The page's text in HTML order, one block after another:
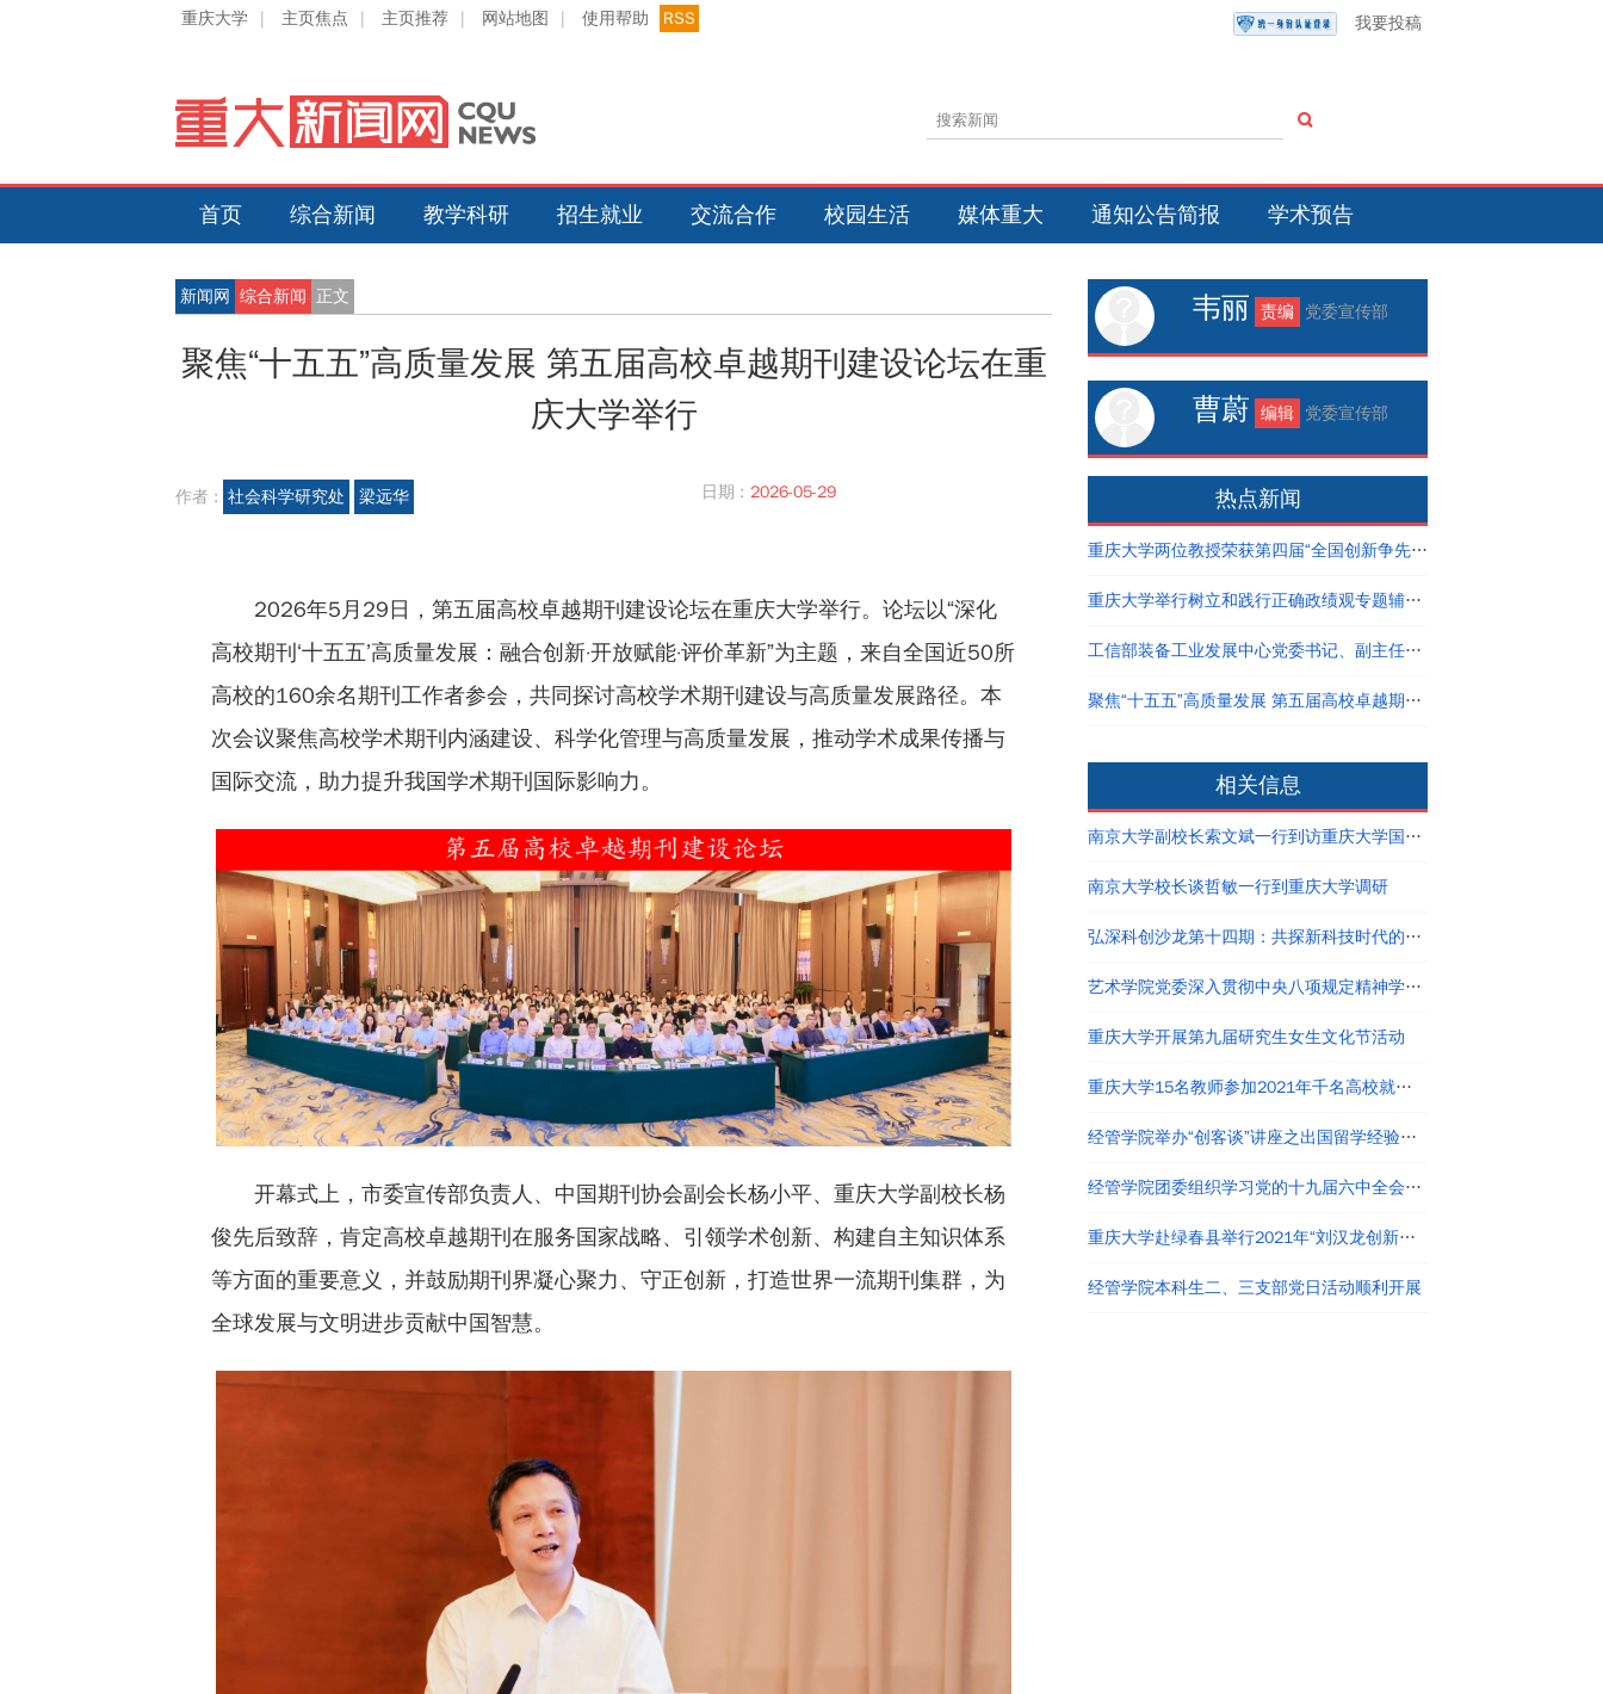
重庆大学 | 主页焦点 | 主页推荐 | 网站地图 | 使用帮助 RSS 我要投稿
首页 综合新闻 教学科研 招生就业 交流合作 校园生活 媒体重大 通知公告简报 学术预告
新闻网 综合新闻 正文
聚焦“十五五”高质量发展 第五届高校卓越期刊建设论坛在重
庆大学举行
作者 : 社会科学研究处 梁远华 日期 : 2026-05-29
2026年5月29日，第五届高校卓越期刊建设论坛在重庆大学举行。 论坛以“深化
高校期刊‘十五五’高质量发展：融合创新·开放赋能·评价革新”为主题，来自全国近50所
高校的160余名期刊工作者参会，共同探讨高校学术期刊建设与高质量发展路径。本
次会议聚焦高校学术期刊内涵建设、科学化管理与高质量发展，推动学术成果传播与
国际交流，助力提升我国学术期刊国际影响力。
开幕式上，市委宣传部负责人、中国期刊协会副会长杨小平、重庆大学副校长杨
俊先后致辞，肯定高校卓越期刊在服务国家战略、引领学术创新、构建自主知识体系
等方面的重要意义，并鼓励期刊界凝心聚力、守正创新，打造世界一流期刊集群，为
全球发展与文明进步贡献中国智慧。
韦丽 责编 党委宣传部
曹蔚 编辑 党委宣传部
热点新闻
重庆大学两位教授荣获第四届“全国创新争先奖状”
重庆大学举行树立和践行正确政绩观专题辅导报告会
工信部装备工业发展中心党委书记、副主任柳新岩一行到重庆大学考察调研
聚焦“十五五”高质量发展 第五届高校卓越期刊建设论坛在重庆大学举行
相关信息
南京大学副校长索文斌一行到访重庆大学国家卓越工程师学院
南京大学校长谈哲敏一行到重庆大学调研
弘深科创沙龙第十四期：共探新科技时代的创新创业与职业发展
艺术学院党委深入贯彻中央八项规定精神学习教育读书班结业
重庆大学开展第九届研究生女生文化节活动
重庆大学15名教师参加2021年千名高校就业工作者专题培训
经管学院举办“创客谈”讲座之出国留学经验分享
经管学院团委组织学习党的十九届六中全会精神
重庆大学赴绿春县举行2021年“刘汉龙创新团队龙之梦”奖助学金颁发仪式
经管学院本科生二、三支部党日活动顺利开展